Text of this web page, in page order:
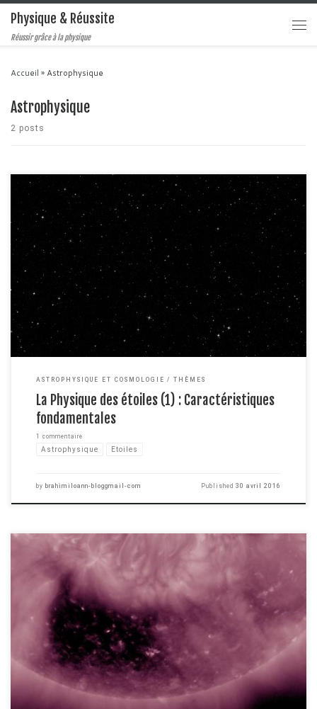
Physique & Réussite
Réussir grâce à la physique
Accueil » Astrophysique
Astrophysique
2 posts
L'astrophysique stellaire est un pan majeur de la recherche en Physique
fondamentale. Elle se place dans la continuité de l'étude de l'univers et
cherche à comprendre quels sont les phénomènes qui permettent à des
astres composés en très grande majorité de gaz d'hydrogène de briller.
Dans cette petite série d'articles, […]
ASTROPHYSIQUE ET COSMOLOGIE THÈMES
La Physique des étoiles (1) : Caractéristiques
fondamentales
1 commentaire
Astrophysique Etoiles
by brahimiloann-bloggmail-com Published30 avril 2016
Si je vous demande ce qu'est un corps noir, vous me répondrez peut être
que c'est un objet de couleur noir comme il en existe au quotidien autour
de nous. Et bien c'est un peu plus compliqué que ça, si vous avez quelques
notions de physique, vous le savez probablement. […]